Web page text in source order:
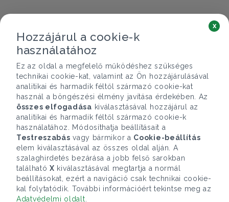
Hozzájárul a cookie-k
használatához
Ez az oldal a megfelelő működéshez szükséges
technikai cookie-kat, valamint az Ön hozzájárulásával
analitikai és harmadik féltől származó cookie-kat
használ a böngészési élmény javítása érdekében. Az
összes elfogadása kiválasztásával hozzájárul az
analitikai és harmadik féltől származó cookie-k
használatához. Módosíthatja beállításait a
Testreszabás vagy bármikor a Cookie-beállítás
elem kiválasztásával az összes oldal alján. A
szalaghirdetés bezárása a jobb felső sarokban
található X kiválasztásával megtartja a normál
beállításokat, ezért a navigáció csak technikai cookie-
kal folytatódik. További információért tekintse meg az
Adatvédelmi oldalt
x